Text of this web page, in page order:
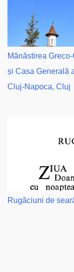
Mănăstirea
și Casa Generală
Cluj-Napoca, Cluj
Rugăciuni de